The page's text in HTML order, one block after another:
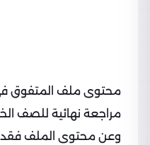
محتوى ملف المتفوق
مراجعة نهائية للصف
وعن محتوى الملف